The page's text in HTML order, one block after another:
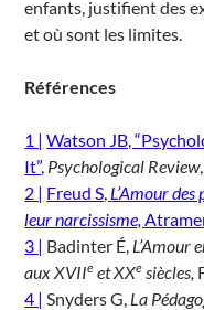
enfants, justifient des
et où sont les limites.
Références
1 | Watson JB,
It”, Psychological Review
2 | Freud S, L’Amour
leur narcissisme,
3 | Badinter É, L’Amour
aux XVIIe et XXe siècles,
4 | Snyders G, La